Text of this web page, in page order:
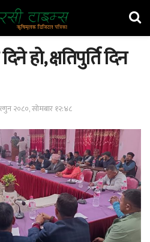
हो, क्षतिपुर्ति दिन
२०८०, सोमबार १२:४८